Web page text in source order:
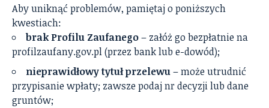
Aby uniknąć problemów, pamiętaj o poniższych
kwestiach:
brak Profilu Zaufanego– załóż go bezpłatnie na
profilzaufany.gov.pl (przez bank lub e-dowód);
nieprawidłowy tytuł przelewu– może utrudnić
przypisanie wpłaty; zawsze podaj nr decyzji lub dane
gruntów;